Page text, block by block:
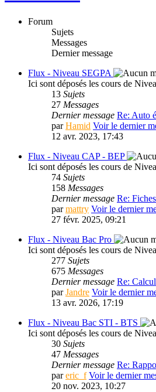
Forum
Sujets
Messages
Dernier message
Flux - Niveau SEGPA
Ici sont déposés les cours de
13 Sujets
27 Messages
Dernier message Re: Auto
parHamid Voir le dernier
12 avr. 2023, 17:43
Flux - Niveau CAP - BEP
Ici sont déposés les cours de
74 Sujets
158 Messages
Dernier message Re:
parmattry Voir le dernier
27 févr. 2025, 09:21
Flux - Niveau Bac Pro
Ici sont déposés les cours de
277 Sujets
675 Messages
Dernier message Re:
parJandre Voir le dernier
13 avr. 2026, 17:19
Flux - Niveau Bac STI - BTS
Ici sont déposés les cours de
30 Sujets
47 Messages
Dernier message Re:
pareric_f Voir le dernier
20 nov. 2023, 10:27